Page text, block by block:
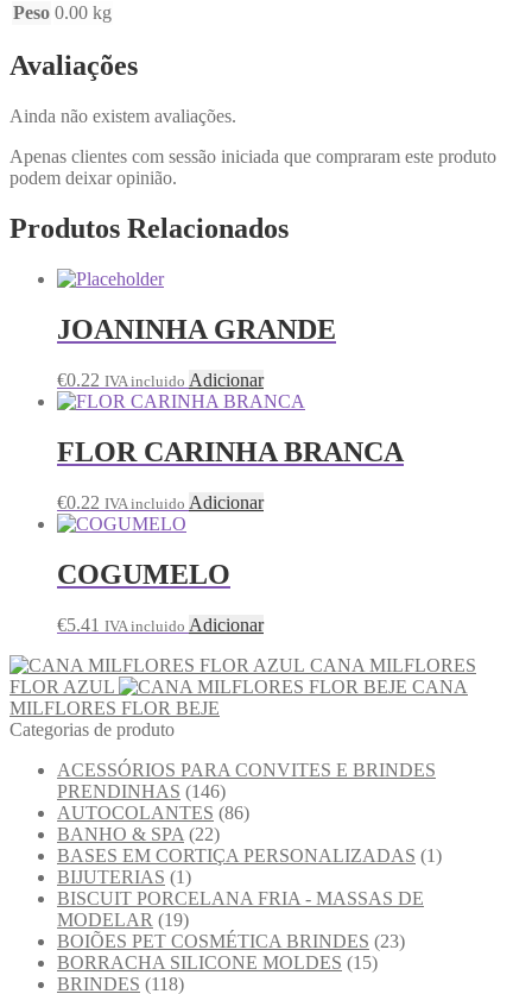
Peso 0.00 kg
Avaliações
Ainda não existem avaliações.
Apenas clientes com sessão iniciada que compraram este produto
podem deixar opinião.
Produtos Relacionados
JOANINHA GRANDE
€0.22 IVA incluido Adicionar
FLOR CARINHA BRANCA
€0.22 IVA incluido Adicionar
COGUMELO
€5.41 IVA incluido Adicionar
CANA MILFLORES
FLOR AZUL
CANA
MILFLORES FLOR BEJE
Categorias de produto
ACESSÓRIOS PARA CONVITES E BRINDES
PRENDINHAS (146)
AUTOCOLANTES (86)
BANHO & SPA (22)
BASES EM CORTIÇA PERSONALIZADAS (1)
BIJUTERIAS (1)
BISCUIT PORCELANA FRIA - MASSAS DE
MODELAR (19)
BOIÕES PET COSMÉTICA BRINDES (23)
BORRACHA SILICONE MOLDES (15)
BRINDES (118)